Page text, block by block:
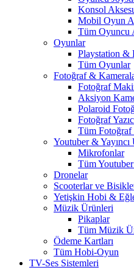
Konsol
Mobil Oyun
Tüm Oyuncu
Oyunlar
Playstation &
Tüm Oyunlar
Fotoğraf &
Fotoğraf
Aksiyon
Polaroid
Fotoğraf
Tüm
Youtuber & Yayıncı
Mikrofonlar
Tüm
Dronelar
Scooterlar ve
Yetişkin Hobi &
Müzik Ürünleri
Pikaplar
Tüm Müzik
Ödeme Kartları
Tüm Hobi-Oyun
TV-Ses Sistemleri